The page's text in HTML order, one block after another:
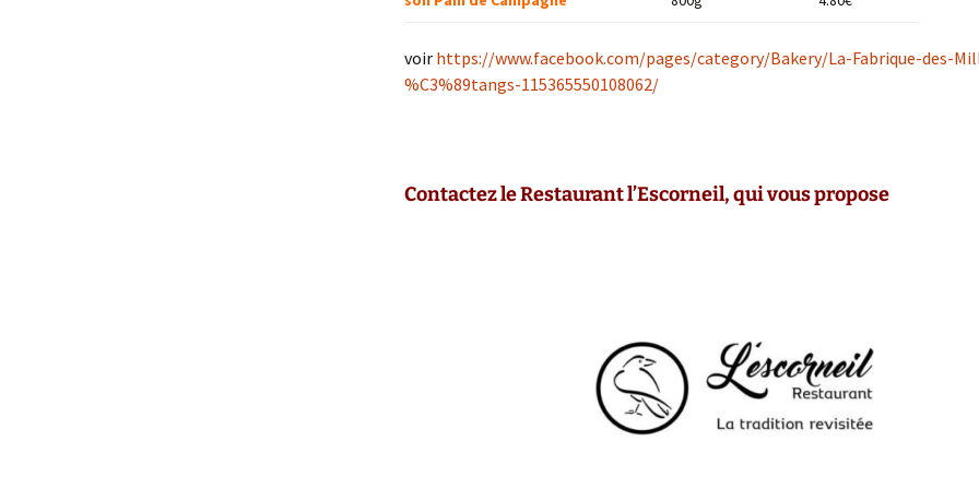
voir https://www.facebook.com/pages/category/Bakery/La-Fabrique-des-
%C3%89tangs-115365550108062/
Contactez le Restaurant l’Escorneil, qui vous propose